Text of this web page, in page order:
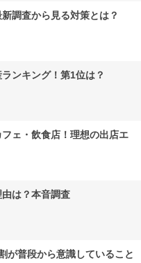
調査から見る対策とは？
ンキング！第1位は？
ェ・飲食店！理想の出店エ
は？本音調査
が普段から意識していること